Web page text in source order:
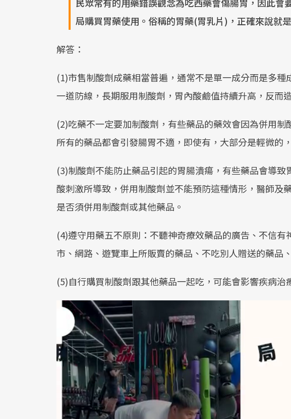
局購買胃藥使用。俗稱的胃藥(胃乳片)，正確來說就
解答：
(1)市售制酸劑成藥相當普遍，通常不是單一成分而是多
一道防線，長期服用制酸劑，胃內酸鹼值持續升高，反而
(2)吃藥不一定要加制酸劑，有些藥品的藥效會因為併用
所有的藥品都會引發腸胃不適，即使有，大部分是輕微的
(3)制酸劑不能防止藥品引起的胃腸潰瘍，有些藥品會導
酸刺激所導致，併用制酸劑並不能預防這種情形，醫師及
是否須併用制酸劑或其他藥品。
(4)遵守用藥五不原則：不聽神奇療效藥品的廣告、不信有
市、網路、遊覽車上所販賣的藥品、不吃別人贈送的藥品
(5)自行購買制酸劑跟其他藥品一起吃，可能會影響疾病治
邁
政
狀
健
全
發
建